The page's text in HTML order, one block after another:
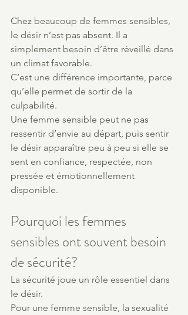
Chez beaucoup de femmes sensibles,
le désir n’est pas absent. Il a
simplement besoin d’être réveillé dans
un climat favorable.
C’est une différence importante, parce
qu’elle permet de sortir de la
culpabilité.
Une femme sensible peut ne pas
ressentir d’envie au départ, puis sentir
le désir apparaître peu à peu si elle se
sent en confiance, respectée, non
pressée et émotionnellement
disponible.
Pourquoi les femmes
sensibles ont souvent besoin
de sécurité?
La sécurité joue un rôle essentiel dans
le désir.
Pour une femme sensible, la sexualité